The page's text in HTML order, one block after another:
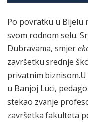
Po povratku u Bijelu
svom rodnom selu.
Dubravama, smjer
završetku srednje
privatnim
u Banjoj Luci,
stekao zvanje
završetka fakulteta